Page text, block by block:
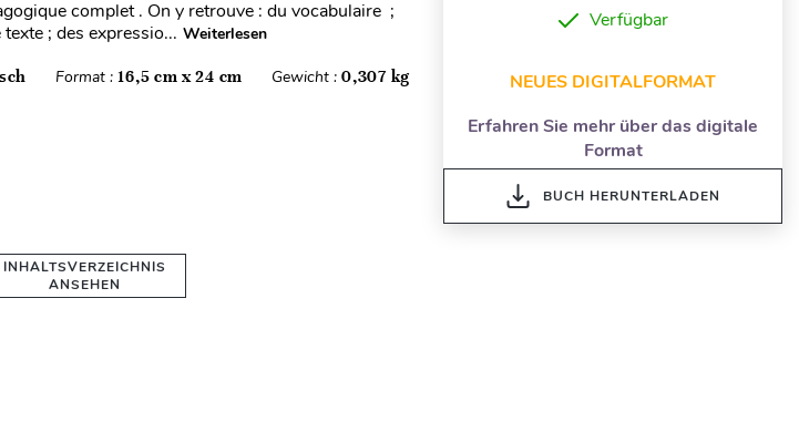
complet . On y retrouve : du vocabulaire ;
; des expressio... Weiterlesen
Format :16,5 cm x 24 cm Gewicht :0,307 kg
INHALTSVERZEICHNIS
ANSEHEN
Verfügbar
NEUES DIGITALFORMAT
Erfahren Sie mehr über das digitale
Format
BUCH HERUNTERLADEN